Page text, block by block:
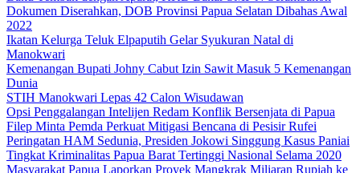
Dokumen Diserahkan, DOB Provinsi Papua Selatan Dibahas Awal
2022
Ikatan Kelurga Teluk Elpaputih Gelar Syukuran Natal di
Manokwari
Kemenangan Bupati Johny Cabut Izin Sawit Masuk 5 Kemenangan
Dunia
STIH Manokwari Lepas 42 Calon Wisudawan
Opsi Penggalangan Intelijen Redam Konflik Bersenjata di Papua
Filep Minta Pemda Perkuat Mitigasi Bencana di Pesisir Rufei
Peringatan HAM Sedunia, Presiden Jokowi Singgung Kasus Paniai
Tingkat Kriminalitas Papua Barat Tertinggi Nasional Selama 2020
Masyarakat Papua Laporkan Proyek Mangkrak Miliaran Rupiah ke